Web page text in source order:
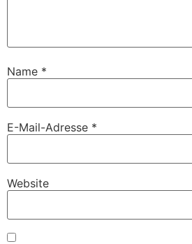
Name *
E-Mail-Adresse *
Website